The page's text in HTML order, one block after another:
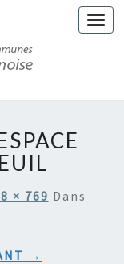
× 769 Dans
→